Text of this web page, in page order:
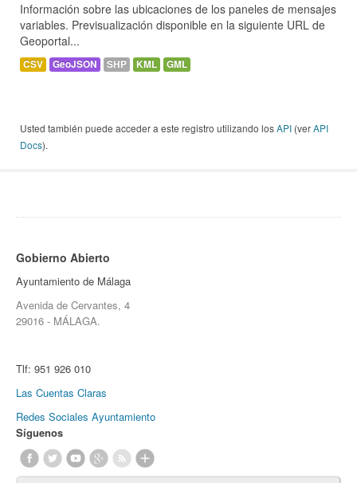
Información sobre las ubicaciones de los paneles de mensajes
variables. Previsualización disponible en la siguiente URL de
Geoportal...
CSV GeoJSON SHP KML GML
Usted también puede acceder a este registro utilizando losAPI (verAPI
Docs).
Gobierno Abierto
Ayuntamiento de Málaga
Avenida de Cervantes, 4
29016 - MÁLAGA.
Tlf: 951 926 010
Las Cuentas Claras
Redes Sociales Ayuntamiento
Síguenos